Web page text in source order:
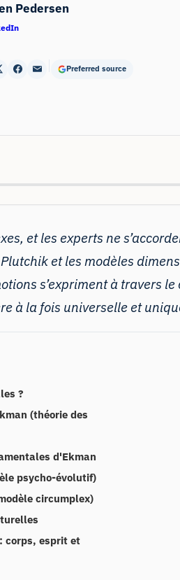
Pedersen
Preferred source
et les experts ne
et les modèles
s’expriment à travers
à la fois universelle et
?
(théorie des
d'Ekman
psycho-évolutif)
circumplex)
corps, esprit et